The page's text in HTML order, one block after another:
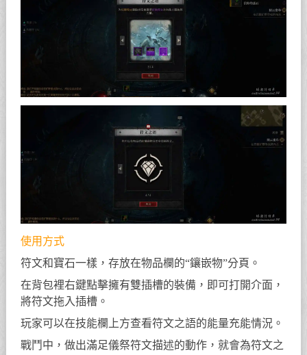
使用方式
符文和寶石一樣，存放在物品欄的“鑲嵌物”分頁。
在背包裡右鍵點擊擁有雙插槽的裝備，即可打開介面，
將符文拖入插槽。
玩家可以在技能欄上方查看符文之語的能量充能情況。
戰鬥中，做出滿足儀祭符文描述的動作，就會為符文之